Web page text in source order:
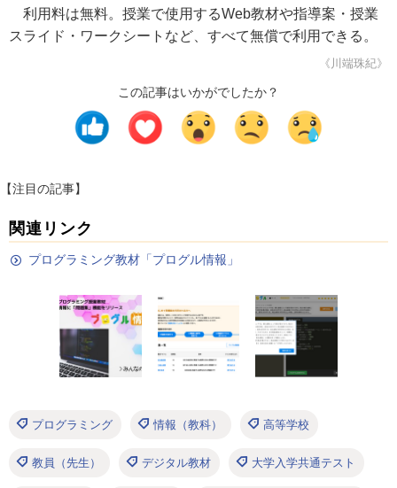
利用料は無料。授業で使用するWeb教材や指導案・授業
スライド・ワークシートなど、すべて無償で利用できる。
《川端珠紀》
この記事はいかがでしたか？
【注目の記事】
関連リンク
プログラミング教材「プログル情報」
プログラミング 情報（教科） 高等学校
教員（先生） デジタル教材 大学入学共通テスト